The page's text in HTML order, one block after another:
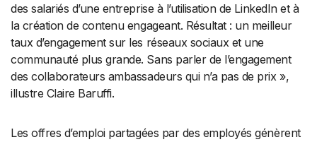
des salariés d’une entreprise à l’utilisation de LinkedIn et à
la création de contenu engageant. Résultat : un meilleur
taux d’engagement sur les réseaux sociaux et une
communauté plus grande. Sans parler de l’engagement
des collaborateurs ambassadeurs qui n’a pas de prix »,
illustre Claire Baruffi.
Les offres d’emploi partagées par des employés génèrent